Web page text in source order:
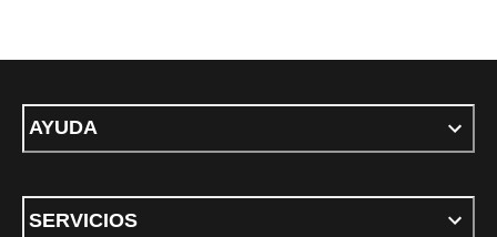
AYUDA
SERVICIOS